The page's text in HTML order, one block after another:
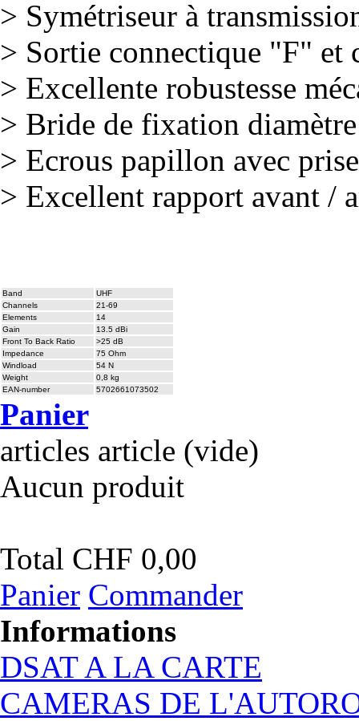
> Symétriseur à
> Sortie connectique "F" et
> Excellente robustesse
> Bride de fixation
> Ecrous papillon avec
> Excellent rapport avant /
Band
UHF
Channels
21-69
Elements
14
Gain
13.5 dBi
Front To Back Ratio
>25 dB
Impedance
75 Ohm
Windload
54 N
Weight
0,8 kg
EAN-number
5702661073502
Panier
articles article (vide)
Aucun produit
Total CHF 0,00
Panier Commander
Informations
DSAT A LA CARTE
CAMERAS DE